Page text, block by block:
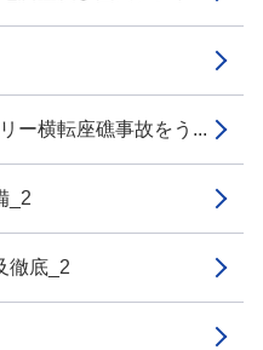
ー横転座礁事故をう...
_2
徹底_2